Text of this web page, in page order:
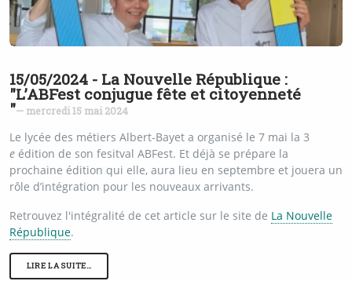
15/05/2024 - La Nouvelle République :
"L’ABFest conjugue fête et citoyenneté
"— mercredi 15 mai 2024
Le lycée des métiers Albert-Bayet a organisé le 7 mai la 3
e édition de son fesitval ABFest. Et déjà se prépare la
prochaine édition qui elle, aura lieu en septembre et jouera un
rôle d’intégration pour les nouveaux arrivants.
Retrouvez l'intégralité de cet article sur le site de La Nouvelle
République.
LIRE LA SUITE…